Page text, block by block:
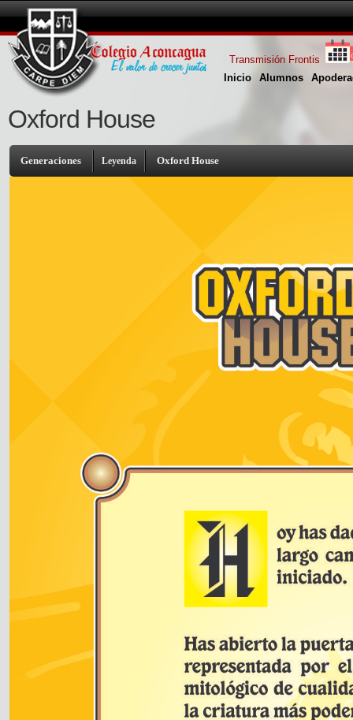
Inicio Alumnos
Transmisión Frontis
Oxford House
Generaciones Leyenda Oxford House